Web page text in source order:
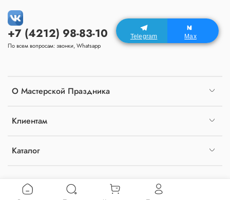
О Мастерской Праздника
Клиентам
Каталог
+7 (4212) 98-83-10
По всем вопросам: звонки, Whatsapp
Telegram Max